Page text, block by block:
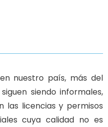
nuestro país, más del
siendo informales,
las licencias y permisos
cuya calidad no es